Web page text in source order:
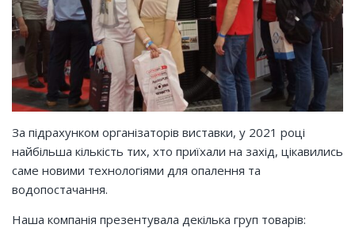
За підрахунком організаторів виставки, у 2021 році
найбільша кількість тих, хто приїхали на захід, цікавились
саме новими технологіями для опалення та
водопостачання.
Наша компанія презентувала декілька груп товарів: